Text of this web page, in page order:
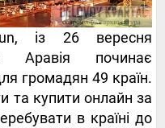
із 26 вересня
Аравія починає
громадян 49 країн.
та купити онлайн за
в країні до